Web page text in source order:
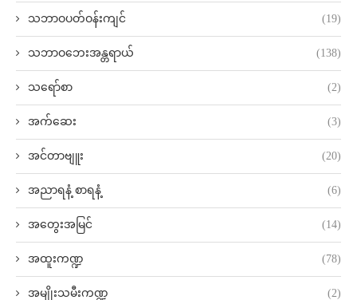
သဘာဝပတ်ဝန်းကျင် (19)
သဘာဝဘေးအန္တရာယ် (138)
သရော်စာ (2)
အက်ဆေး (3)
အင်တာဗျူး (20)
အညာရနံ့ စာရနံ့ (6)
အတွေးအမြင် (14)
အထူးကဏ္ဍ (78)
အမျိုးသမီးကဏ္ဍ (2)